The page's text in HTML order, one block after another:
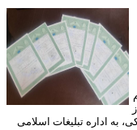
تبلیغات اسلامی